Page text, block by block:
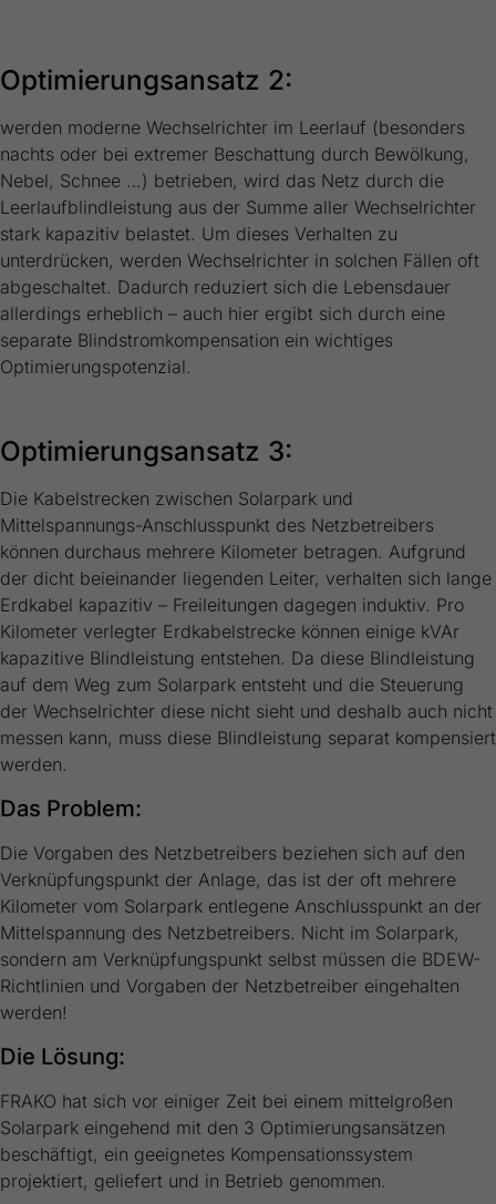
Optimierungsansatz 2:
werden moderne Wechselrichter im Leerlauf (besonders
nachts oder bei extremer Beschattung durch Bewölkung,
Nebel, Schnee …) betrieben, wird das Netz durch die
Leerlaufblindleistung aus der Summe aller Wechselrichter
stark kapazitiv belastet. Um dieses Verhalten zu
unterdrücken, werden Wechselrichter in solchen Fällen oft
abgeschaltet. Dadurch reduziert sich die Lebensdauer
allerdings erheblich – auch hier ergibt sich durch eine
separate Blindstromkompensation ein wichtiges
Optimierungspotenzial.
Optimierungsansatz 3:
Die Kabelstrecken zwischen Solarpark und
Mittelspannungs-Anschlusspunkt des Netzbetreibers
können durchaus mehrere Kilometer betragen. Aufgrund
der dicht beieinander liegenden Leiter, verhalten sich lange
Erdkabel kapazitiv – Freileitungen dagegen induktiv. Pro
Kilometer verlegter Erdkabelstrecke können einige kVAr
kapazitive Blindleistung entstehen. Da diese Blindleistung
auf dem Weg zum Solarpark entsteht und die Steuerung
der Wechselrichter diese nicht sieht und deshalb auch nicht
messen kann, muss diese Blindleistung separat kompensiert
werden.
Das Problem:
Die Vorgaben des Netzbetreibers beziehen sich auf den
Verknüpfungspunkt der Anlage, das ist der oft mehrere
Kilometer vom Solarpark entlegene Anschlusspunkt an der
Mittelspannung des Netzbetreibers. Nicht im Solarpark,
sondern am Verknüpfungspunkt selbst müssen die BDEW-
Richtlinien und Vorgaben der Netzbetreiber eingehalten
werden!
Die Lösung:
FRAKO hat sich vor einiger Zeit bei einem mittelgroßen
Solarpark eingehend mit den 3 Optimierungsansätzen
beschäftigt, ein geeignetes Kompensationssystem
projektiert, geliefert und in Betrieb genommen.